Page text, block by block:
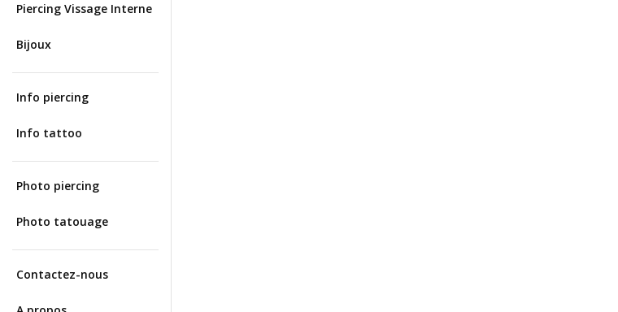
Piercing Vissage Interne
Bijoux
Info piercing
Info tattoo
Photo piercing
Photo tatouage
Contactez-nous